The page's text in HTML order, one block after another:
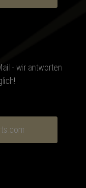
- wir antworten